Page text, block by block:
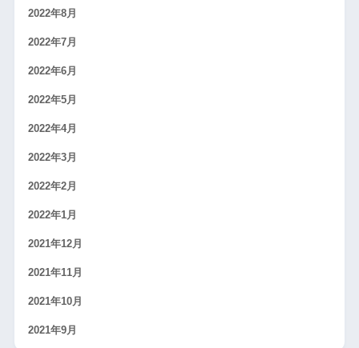
2022年8月
2022年7月
2022年6月
2022年5月
2022年4月
2022年3月
2022年2月
2022年1月
2021年12月
2021年11月
2021年10月
2021年9月